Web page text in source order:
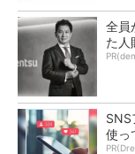
全員
た人
SNS
使っ